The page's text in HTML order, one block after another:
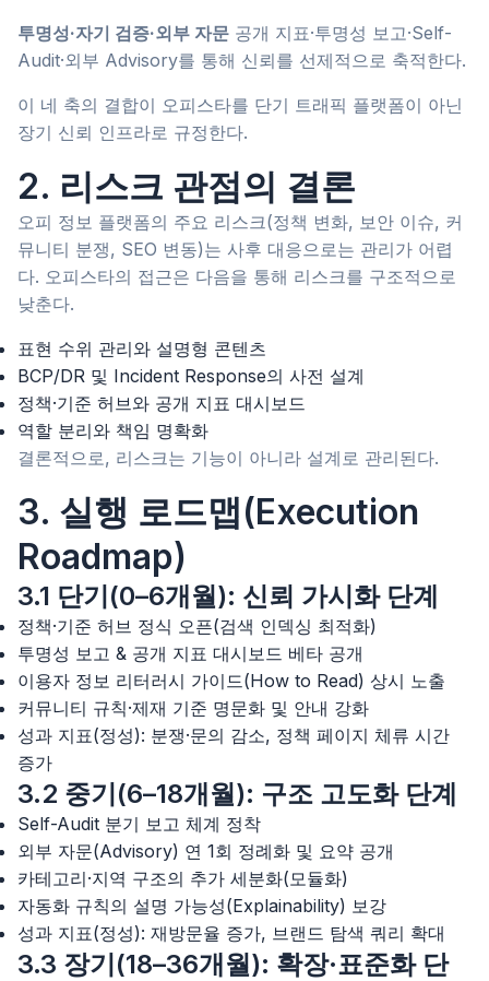
투명성·자기 검증·외부 자문 공개 지표·투명성 보고·Self-
Audit·외부 Advisory를 통해 신뢰를 선제적으로 축적한다.
이 네 축의 결합이 오피스타를 단기 트래픽 플랫폼이 아닌
장기 신뢰 인프라로 규정한다.
2. 리스크 관점의 결론
오피 정보 플랫폼의 주요 리스크(정책 변화, 보안 이슈, 커
뮤니티 분쟁, SEO 변동)는 사후 대응으로는 관리가 어렵
다. 오피스타의 접근은 다음을 통해 리스크를 구조적으로
낮춘다.
표현 수위 관리와 설명형 콘텐츠
BCP/DR 및 Incident Response의 사전 설계
정책·기준 허브와 공개 지표 대시보드
역할 분리와 책임 명확화
결론적으로, 리스크는 기능이 아니라 설계로 관리된다.
3. 실행 로드맵(Execution
Roadmap)
3.1 단기(0–6개월): 신뢰 가시화 단계
정책·기준 허브 정식 오픈(검색 인덱싱 최적화)
투명성 보고 & 공개 지표 대시보드 베타 공개
이용자 정보 리터러시 가이드(How to Read) 상시 노출
커뮤니티 규칙·제재 기준 명문화 및 안내 강화
성과 지표(정성): 분쟁·문의 감소, 정책 페이지 체류 시간
증가
3.2 중기(6–18개월): 구조 고도화 단계
Self-Audit 분기 보고 체계 정착
외부 자문(Advisory) 연 1회 정례화 및 요약 공개
카테고리·지역 구조의 추가 세분화(모듈화)
자동화 규칙의 설명 가능성(Explainability) 보강
성과 지표(정성): 재방문율 증가, 브랜드 탐색 쿼리 확대
3.3 장기(18–36개월): 확장·표준화 단